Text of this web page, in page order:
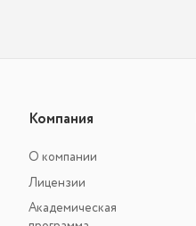
Компания
О компании
Лицензии
Академическая